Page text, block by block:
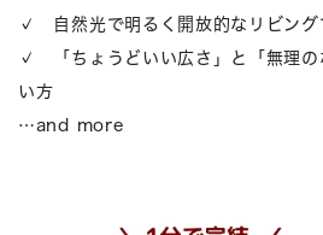
✓ 自然光で明るく開放的なリビング
✓ 「ちょうどいい広さ」と「無理の
い方
…and more